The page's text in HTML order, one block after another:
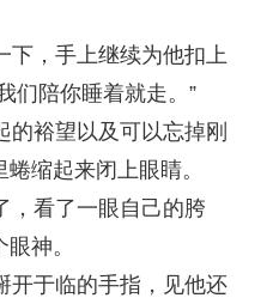
，手上继续为他扣上
们陪你睡着就走。”
裕望以及可以忘掉刚
缩起来闭上眼睛。
看了一眼自己的胯
神。
于临的手指，见他还